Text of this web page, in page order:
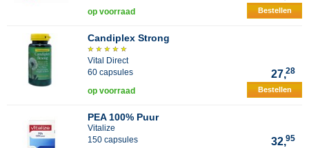
op voorraad Bestellen
Candiplex Strong
Vital Direct
60 capsules
27,28
op voorraad Bestellen
PEA 100% Puur
Vitalize
150 capsules
32,95